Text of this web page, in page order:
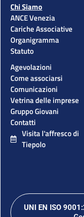
Chi Siamo
ANCE Venezia
Cariche Associative
Organigramma
Statuto
Agevolazioni
Come associarsi
Comunicazioni
Vetrina delle imprese
Gruppo Giovani
Contatti
Visita l'affresco di
Tiepolo
UNI EN ISO